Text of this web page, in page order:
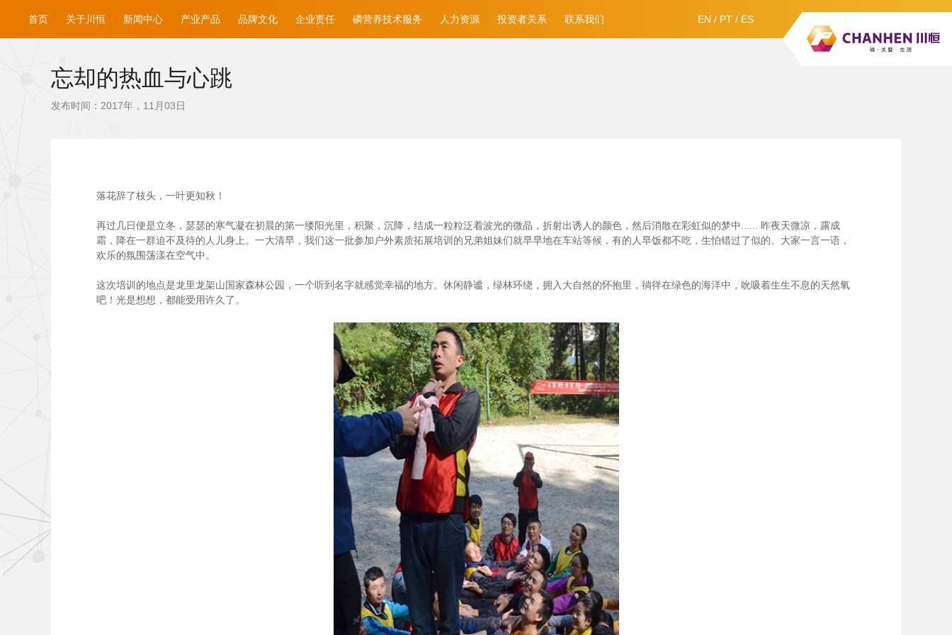
EN / PT / ES
首页 关于川恒 新闻中心 产业产品 品牌文化 企业责任 磷营养技术服务 人力资源 投资者关系 联系我们
忘却的热血与心跳
发布时间：2017年，11月03日
落花辞了枝头，一叶更知秋！
再过几日便是立冬，瑟瑟的寒气凝在初晨的第一缕阳光里，积聚，沉降，结成一粒粒泛着波光的微晶，折射出诱人的颜色，然后消散在彩虹似的梦中...... 昨夜天微凉，露成
霜，降在一群迫不及待的人儿身上。一大清早，我们这一批参加户外素质拓展培训的兄弟姐妹们就早早地在车站等候，有的人早饭都不吃，生怕错过了似的。大家一言一语，
欢乐的氛围荡漾在空气中。
这次培训的地点是龙里龙架山国家森林公园，一个听到名字就感觉幸福的地方。休闲静谧，绿林环绕，拥入大自然的怀抱里，徜徉在绿色的海洋中，吮吸着生生不息的天然氧
吧！光是想想，都能受用许久了。